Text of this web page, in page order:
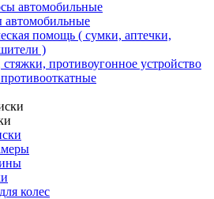
автомобильные
помощь ( сумки, аптечки,
)
стяжки, противоугонное устройство
колес